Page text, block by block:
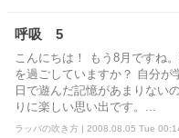
呼吸 5
こんにちは！ もう8月ですね
を過ごしていますか？ 自分が
日で遊んだ記憶があまりない
りに楽しい思い出です。...
ラッパの吹き方 | 2008.08.05 Tue